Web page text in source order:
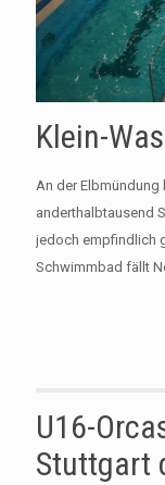
Klein-
An der
anderthalbtausend
jedoch empfindlich
Schwimmbad fällt
U16-
Stuttgart